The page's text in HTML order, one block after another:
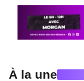
À la une